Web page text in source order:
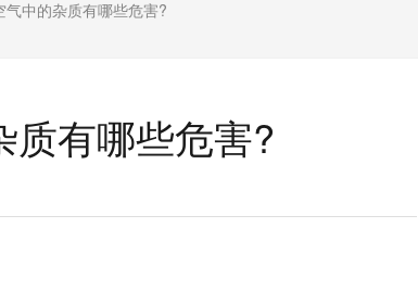
中的杂质有哪些危害?
质有哪些危害?